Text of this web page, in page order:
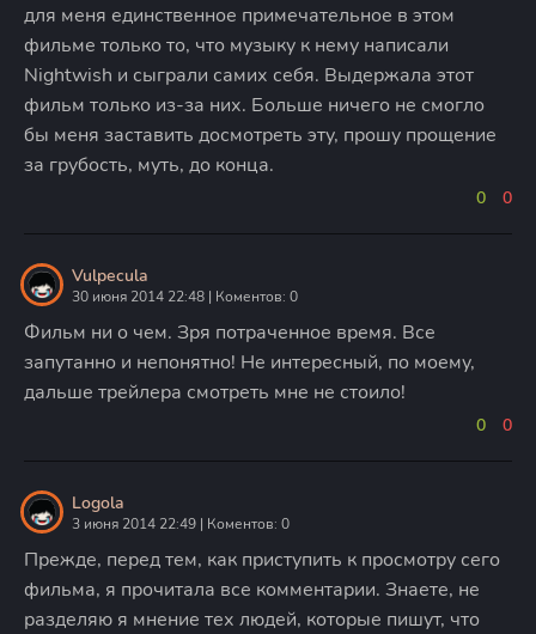
для меня единственное примечательное в этом
фильме только то, что музыку к нему написали
Nightwish и сыграли самих себя. Выдержала этот
фильм только из-за них. Больше ничего не смогло
бы меня заставить досмотреть эту, прошу прощение
за грубость, муть, до конца.
0 0
Vulpecula
30 июня 2014 22:48 | Коментов: 0
Фильм ни о чем. Зря потраченное время. Все
запутанно и непонятно! Не интересный, по моему,
дальше трейлера смотреть мне не стоило!
0 0
Logola
3 июня 2014 22:49 | Коментов: 0
Прежде, перед тем, как приступить к просмотру сего
фильма, я прочитала все комментарии. Знаете, не
разделяю я мнение тех людей, которые пишут, что